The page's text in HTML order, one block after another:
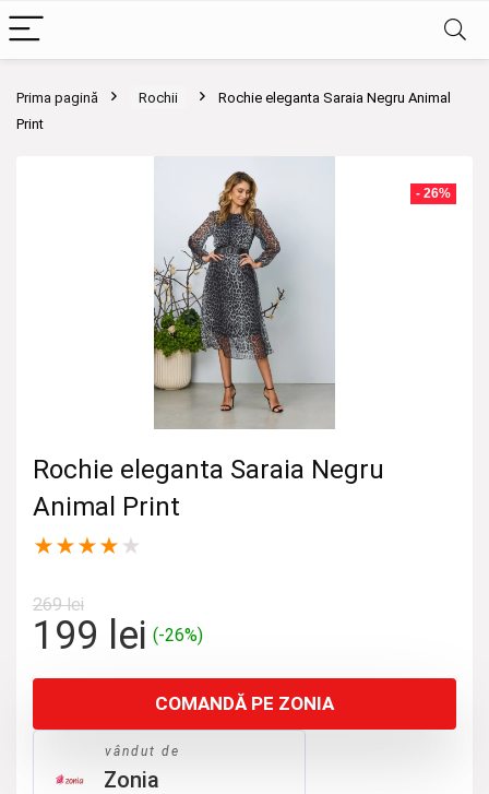
Prima pagină Rochii
Rochie eleganta Saraia Negru Animal
Print
- 26%
Rochie eleganta Saraia Negru
Animal Print
★★★★ ★
269lei
Prețul
a
fost:
269 lei.
199 leiPrețul
este:
199 lei.
(-26%)
COMANDĂ PE ZONIA
vândut de
Zonia